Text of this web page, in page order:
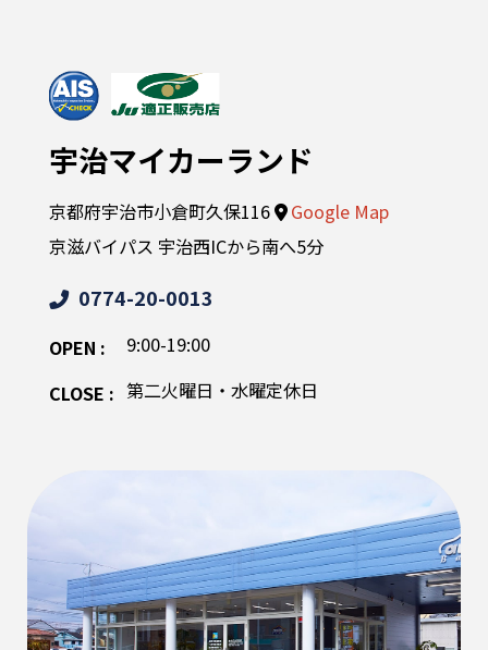
宇治マイカーランド
京都府宇治市小倉町久保116
Google Map
京滋バイパス 宇治西ICから南へ5分
0774-20-0013
OPEN :
9:00-19:00
CLOSE : 第二火曜日・水曜定休日